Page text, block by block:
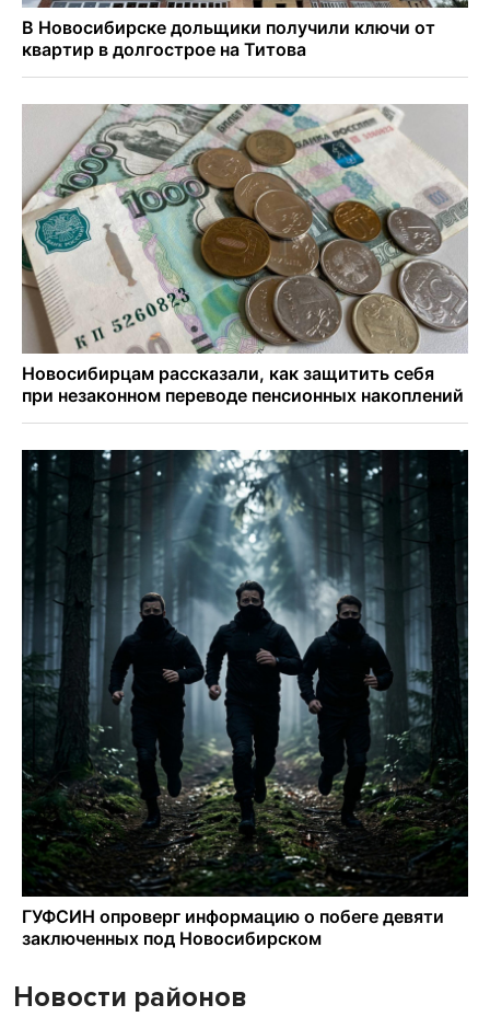
Новости районов